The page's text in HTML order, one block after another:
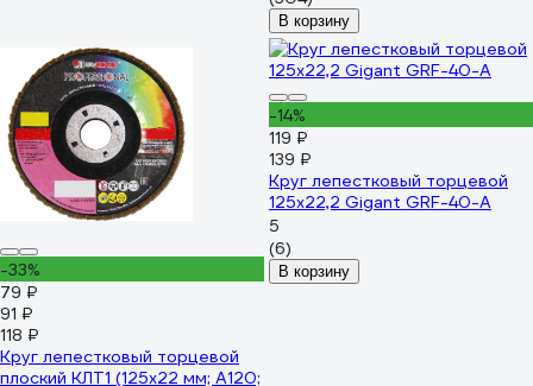
В корзину
-33%
79 ₽
91 ₽
118 ₽
Круг лепестковый торцевой
плоский КЛТ1 (125х22 мм; А120;
-14%
119 ₽
139 ₽
Круг лепестковый торцевой
125x22,2 Gigant GRF-40-А
5
(6)
В корзину